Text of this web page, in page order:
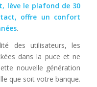
lève le plafond de 30
offre un confort
.
des utilisateurs, les
dans la puce et ne
nouvelle génération
que soit votre banque.